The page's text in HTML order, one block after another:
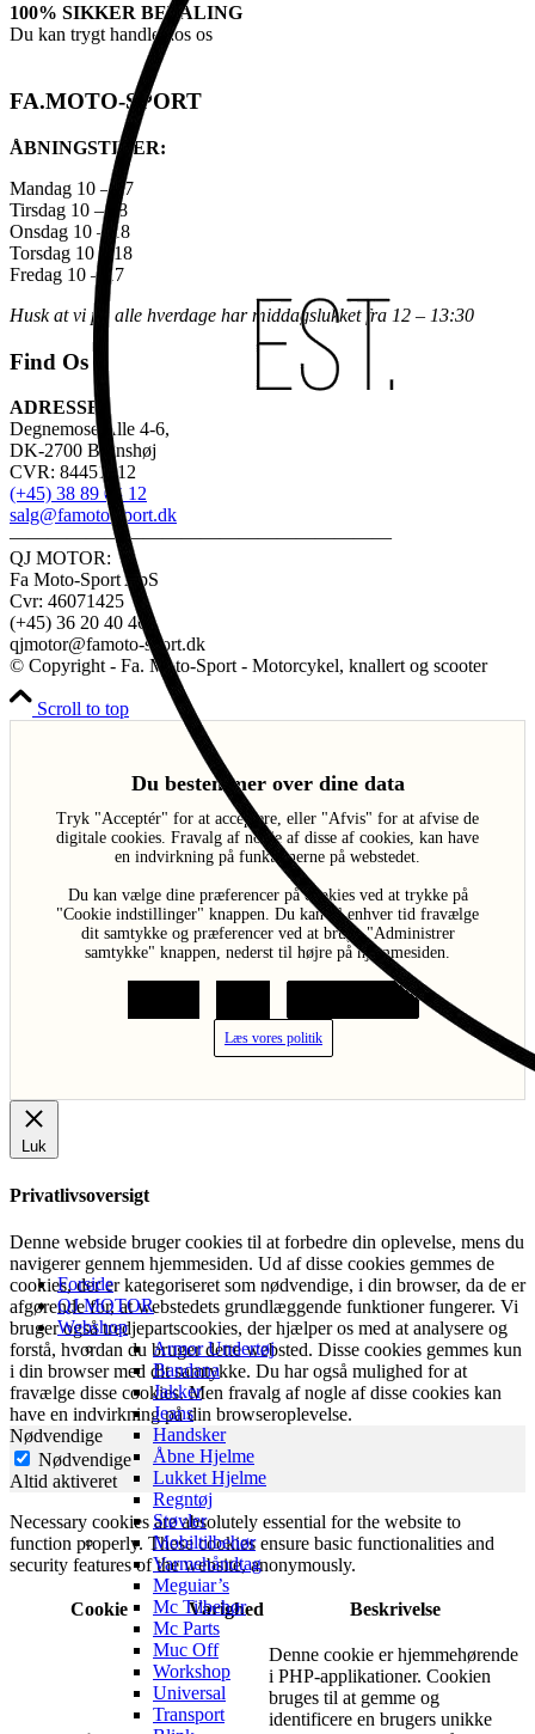
Forside
QJ MOTOR
Webshop
Armor Undertøj
Bandana
Jakker
Jeans
Handsker
Åbne Hjelme
Lukket Hjelme
Regntøj
Støvler
Mobiltilbehør
Varmehåndtag
Meguiar’s
Mc Tilbehør
Mc Parts
Muc Off
Workshop
Universal
Transport
100% SIKKER BETALING
Du kan trygt handle hos os
FA.MOTO-SPORT
ÅBNINGSTIDER:
Mandag 10 – 17
Tirsdag 10 – 18
Onsdag 10 – 18
Torsdag 10 – 18
Fredag 10 – 17
Husk at vi på alle hverdage har middagslukket fra 12 – 13:30
Find Os
ADRESSE:
Degnemose Alle 4-6,
DK-2700 Brønshøj
CVR: 84451312
(+45) 38 89 03 12
salg@famoto-sport.dk
————————————————————
QJ MOTOR:
Fa Moto-Sport ApS
Cvr: 46071425
(+45) 36 20 40 46
qjmotor@famoto-sport.dk
© Copyright - Fa. Moto-Sport - Motorcykel, knallert og scooter
Scroll to top
Du bestemmer over dine data
Tryk "Acceptér" for at acceptere, eller "Afvis" for at afvise de
digitale cookies. Fravalg af nogle af disse af cookies, kan have
en indvirkning på funktionerne på webstedet.
Du kan vælge dine præferencer på cookies ved at trykke på
"Cookie indstillinger" knappen. Du kan til enhver tid fravælge
dit samtykke og præferencer ved at bruge "Administrer
samtykke" knappen, nederst til højre på hjemmesiden.
Læs vores politik
Luk
Privatlivsoversigt
Denne webside bruger cookies til at forbedre din oplevelse, mens du
navigerer gennem hjemmesiden. Ud af disse cookies gemmes de
cookies, der er kategoriseret som nødvendige, i din browser, da de er
afgørende for, at webstedets grundlæggende funktioner fungerer. Vi
bruger også tredjepartscookies, der hjælper os med at analysere og
forstå, hvordan du bruger dette websted. Disse cookies gemmes kun
i din browser med dit samtykke. Du har også mulighed for at
fravælge disse cookies. Men fravalg af nogle af disse cookies kan
have en indvirkning på din browseroplevelse.
Nødvendige
Nødvendige
Altid aktiveret
Necessary cookies are absolutely essential for the website to
function properly. These cookies ensure basic functionalities and
security features of the website, anonymously.
Cookie Varighed Beskrivelse
Denne cookie er hjemmehørende
i PHP-applikationer. Cookien
bruges til at gemme og
identificere en brugers unikke